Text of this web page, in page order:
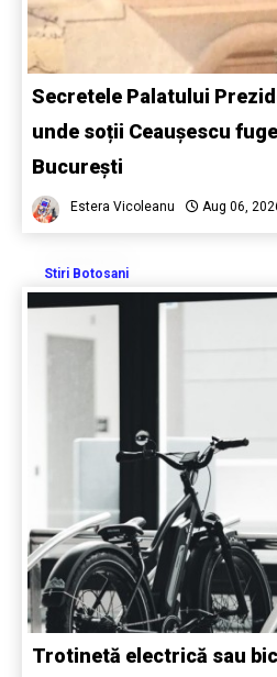
Secretele Palatului
unde soții Ceaușescu
București
Estera Vicoleanu Aug 06,
Stiri Botosani
Trotinetă electrică sau